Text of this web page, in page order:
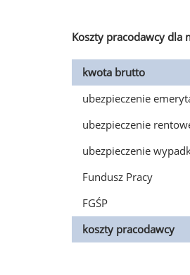
Koszty pracodawcy dla
kwota brutto
ubezpieczenie
ubezpieczenie
ubezpieczenie
Fundusz Pracy
FGŚP
koszty pracodawcy